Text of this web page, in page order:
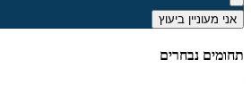
תחומים נבחרים